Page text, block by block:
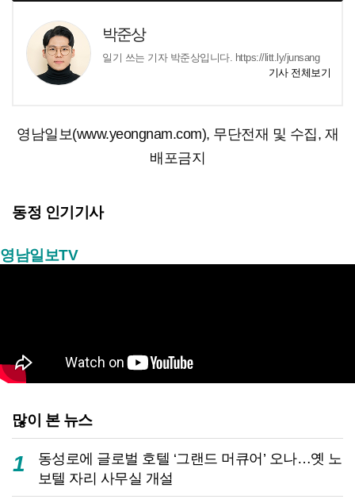
박준상
일기 쓰는 기자 박준상입니다. https://litt.ly/junsang
기사 전체보기
영남일보(www.yeongnam.com), 무단전재 및 수집, 재
배포금지
동정 인기기사
영남일보TV
많이 본 뉴스
1
동성로에 글로벌 호텔 ‘그랜드 머큐어’ 오나…옛 노
보텔 자리 사무실 개설